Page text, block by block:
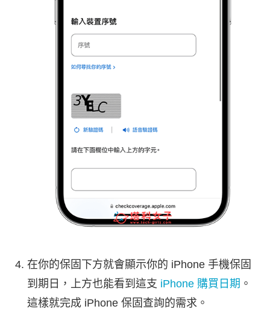
在你的保固下方就會顯示你的 iPhone 手機保固
到期日，上方也能看到這支 iPhone 購買日期 。
這樣就完成 iPhone 保固查詢的需求。